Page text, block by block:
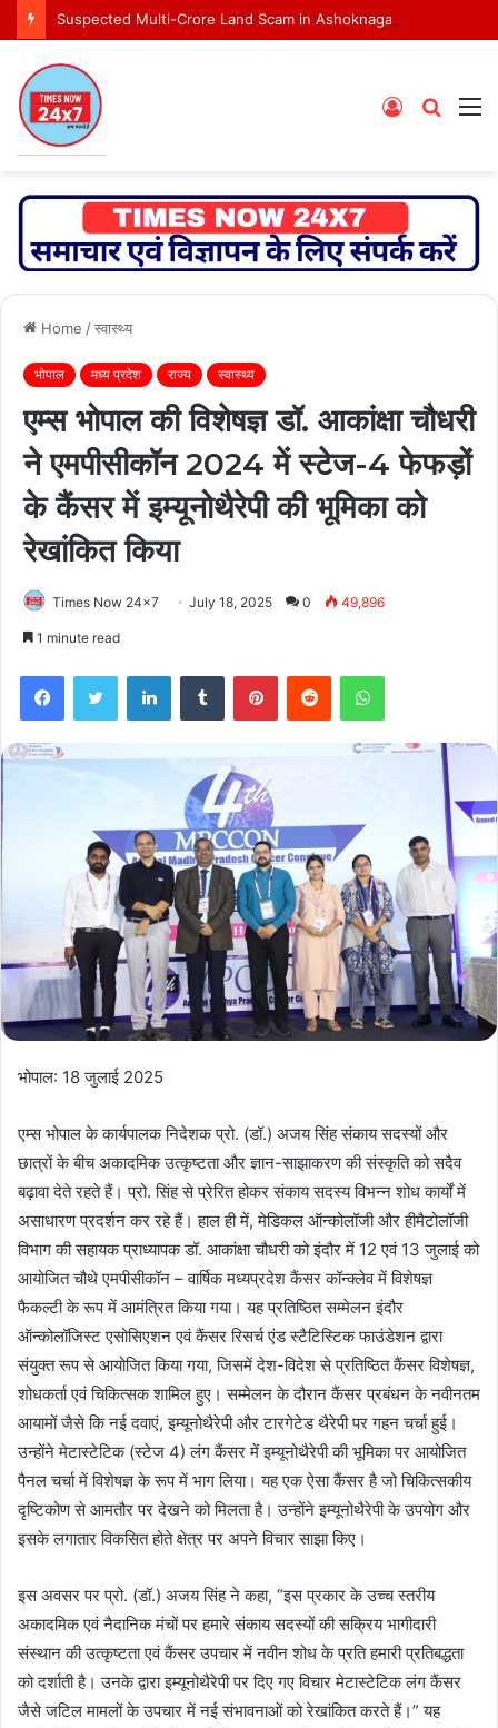
Search
Log
Home /स्वास्थ्य
भोपाल मध्य प्रदेश राज्य स्वास्थ्य
एम्स भोपाल की विशेषज्ञ डॉ. आकांक्षा चौधरी
ने एमपीसीकॉन 2024 में स्टेज-4 फेफड़ों
के कैंसर में इम्यूनोथैरेपी की भूमिका को
रेखांकित किया
Times Now 24x7 July 18, 2025 0 49,896
1 minute read
FacebookTwitter LinkedInTumblr PinterestReddit WhatsApp
भोपाल: 18 जुलाई 2025
एम्स भोपाल के कार्यपालक निदेशक प्रो. (डॉ.) अजय सिंह संकाय सदस्यों और
छात्रों के बीच अकादमिक उत्कृष्टता और ज्ञान-साझाकरण की संस्कृति को सदैव
बढ़ावा देते रहते हैं। प्रो. सिंह से प्रेरित होकर संकाय सदस्य विभन्न शोध कार्यों में
असाधारण प्रदर्शन कर रहे हैं। हाल ही में, मेडिकल ऑन्कोलॉजी और हीमैटोलॉजी
विभाग की सहायक प्राध्यापक डॉ. आकांक्षा चौधरी को इंदौर में 12 एवं 13 जुलाई को
आयोजित चौथे एमपीसीकॉन – वार्षिक मध्यप्रदेश कैंसर कॉन्क्लेव में विशेषज्ञ
फैकल्टी के रूप में आमंत्रित किया गया। यह प्रतिष्ठित सम्मेलन इंदौर
ऑन्कोलॉजिस्ट एसोसिएशन एवं कैंसर रिसर्च एंड स्टैटिस्टिक फाउंडेशन द्वारा
संयुक्त रूप से आयोजित किया गया, जिसमें देश-विदेश से प्रतिष्ठित कैंसर विशेषज्ञ,
शोधकर्ता एवं चिकित्सक शामिल हुए। सम्मेलन के दौरान कैंसर प्रबंधन के नवीनतम
आयामों जैसे कि नई दवाएं, इम्यूनोथैरेपी और टारगेटेड थैरेपी पर गहन चर्चा हुई।
उन्होंने मेटास्टेटिक (स्टेज 4) लंग कैंसर में इम्यूनोथैरेपी की भूमिका पर आयोजित
पैनल चर्चा में विशेषज्ञ के रूप में भाग लिया। यह एक ऐसा कैंसर है जो चिकित्सकीय
दृष्टिकोण से आमतौर पर देखने को मिलता है। उन्होंने इम्यूनोथैरेपी के उपयोग और
इसके लगातार विकसित होते क्षेत्र पर अपने विचार साझा किए।
इस अवसर पर प्रो. (डॉ.) अजय सिंह ने कहा, “इस प्रकार के उच्च स्तरीय
अकादमिक एवं नैदानिक मंचों पर हमारे संकाय सदस्यों की सक्रिय भागीदारी
संस्थान की उत्कृष्टता एवं कैंसर उपचार में नवीन शोध के प्रति हमारी प्रतिबद्धता
को दर्शाती है। उनके द्वारा इम्यूनोथैरेपी पर दिए गए विचार मेटास्टेटिक लंग कैंसर
जैसे जटिल मामलों के उपचार में नई संभावनाओं को रेखांकित करते हैं।” यह